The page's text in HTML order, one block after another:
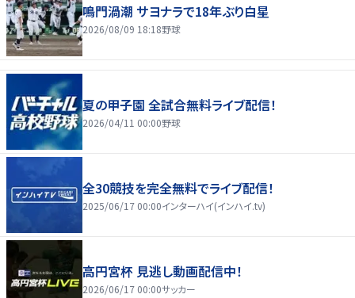
鳴門渦潮 サヨナラで18年ぶり白星
2026/08/09 18:18野球
夏の甲子園 全試合無料ライブ配信！
2026/04/11 00:00野球
全30競技を完全無料でライブ配信！
2025/06/17 00:00インターハイ(インハイ.tv)
高円宮杯 見逃し動画配信中！
2026/06/17 00:00サッカー